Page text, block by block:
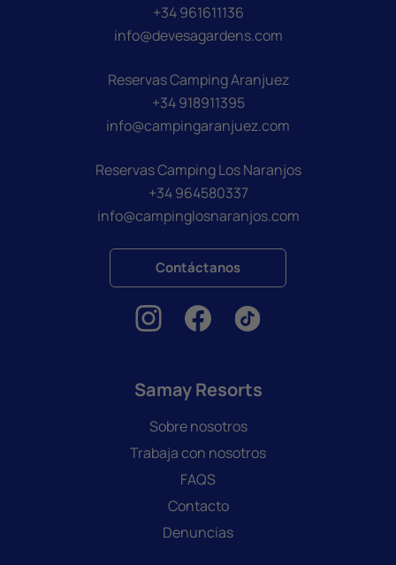
+34 961611136
info@devesagardens.com
Reservas Camping Aranjuez
+34 918911395
info@campingaranjuez.com
Reservas Camping Los Naranjos
+34 964580337
info@campinglosnaranjos.com
Contáctanos
Samay Resorts
Sobre nosotros
Trabaja con nosotros
FAQS
Contacto
Denuncias